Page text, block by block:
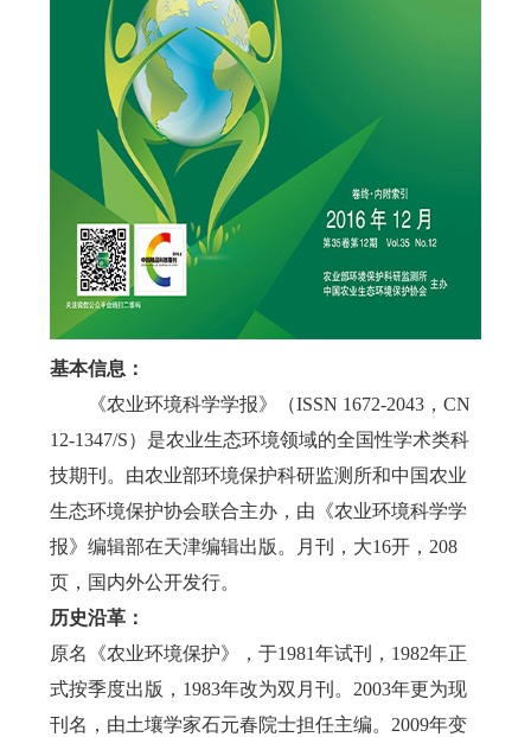
基本信息：
《农业环境科学学报》（ISSN 1672-2043，CN
12-1347/S）是农业生态环境领域的全国性学术类科
技期刊。由农业部环境保护科研监测所和中国农业
生态环境保护协会联合主办，由《农业环境科学学
报》编辑部在天津编辑出版。月刊，大16开，208
页，国内外公开发行。
历史沿革：
原名《农业环境保护》，于1981年试刊，1982年正
式按季度出版，1983年改为双月刊。2003年更为现
刊名，由土壤学家石元春院士担任主编。2009年变